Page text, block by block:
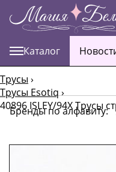
Каталог
Трусы ›
Трусы Esotiq›
40896 ISLEY/94X Трусы
Бренды по алфавиту: